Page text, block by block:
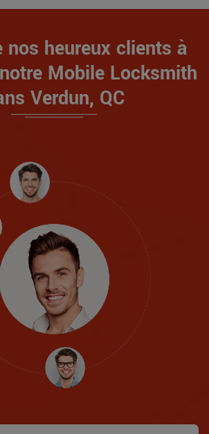
nos heureux clients à
Mobile Locksmith
Verdun, QC